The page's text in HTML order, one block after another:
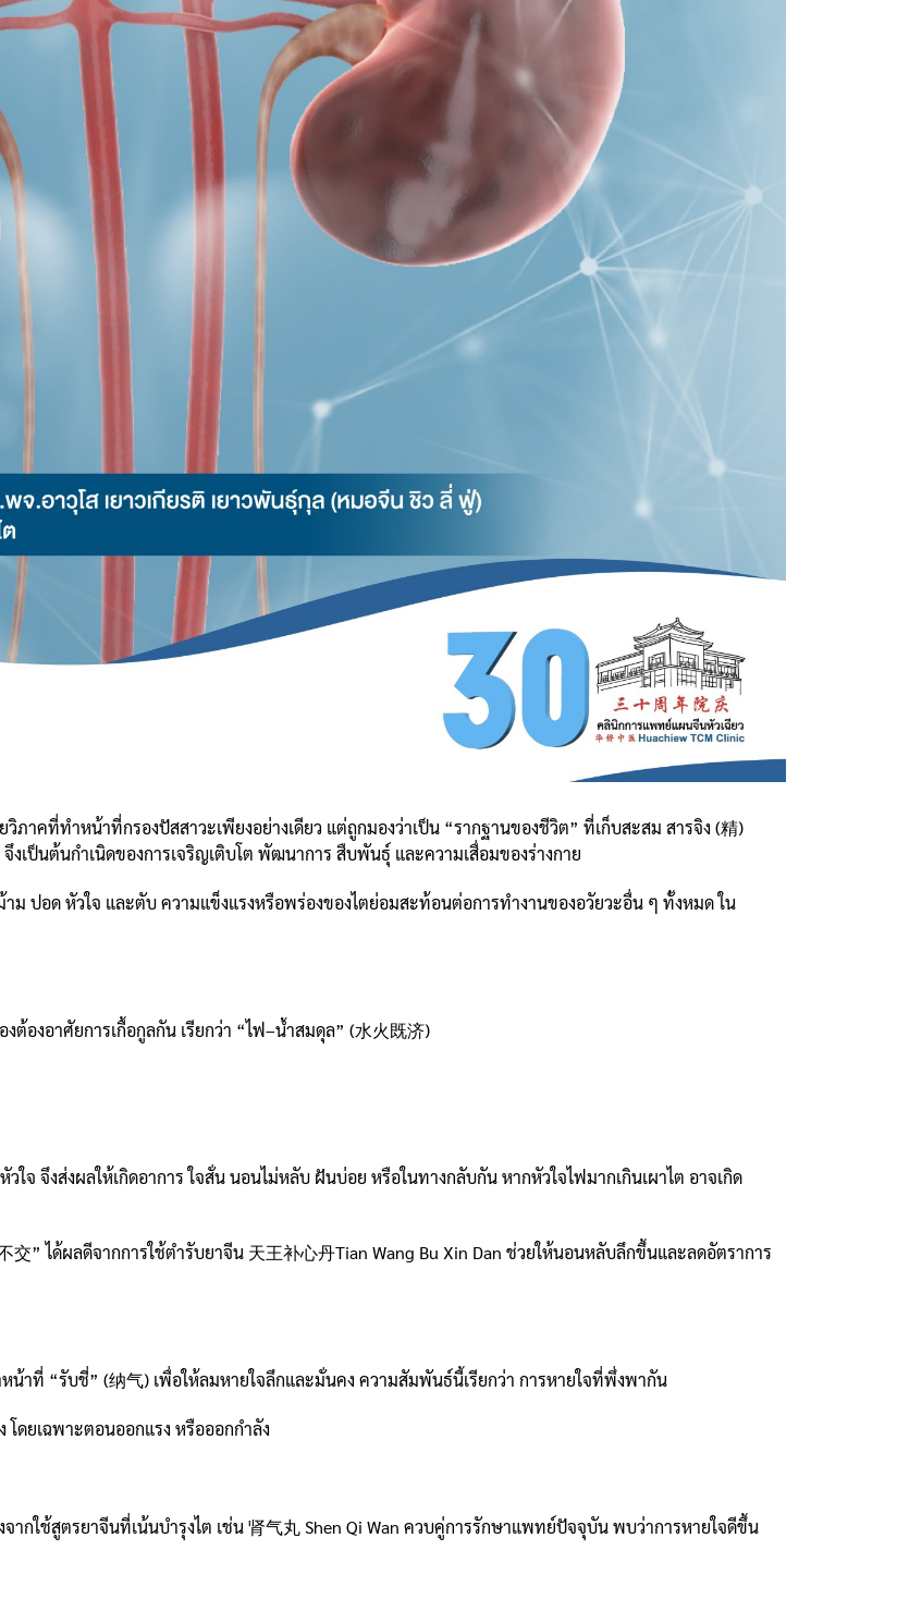
ภาคที่ทำหน้าที่กรองปัสสาวะเพียงอย่างเดียว แต่ถูกมองว่าเป็น “รากฐานของชีวิต” ที่เก็บสะสม สารจิง (精)
งเป็นต้นกำเนิดของการเจริญเติบโต พัฒนาการ สืบพันธุ์ และความเสื่อมของร่างกาย
ปอด หัวใจ และตับ ความแข็งแรงหรือพร่องของไตย่อมสะท้อนต่อการทำงานของอวัยวะอื่น ๆ ทั้งหมด ใน
ต้องอาศัยการเกื้อกูลกัน เรียกว่า “ไฟ–น้ำสมดุล” (水火既济)
จ จึงส่งผลให้เกิดอาการ ใจสั่น นอนไม่หลับ ฝันบ่อย หรือในทางกลับกัน หากหัวใจไฟมากเกินเผาไต อาจเกิด
” ได้ผลดีจากการใช้ตำรับยาจีน 天王补心丹Tian Wang Bu Xin Dan ช่วยให้นอนหลับลึกขึ้นและลดอัตราการ
าที่ “รับชี่” (纳气) เพื่อให้ลมหายใจลึกและมั่นคง ความสัมพันธ์นี้เรียกว่า การหายใจที่พึ่งพากัน
โดยเฉพาะตอนออกแรง หรือออกกำลัง
ากใช้สูตรยาจีนที่เน้นบำรุงไต เช่น 肾气丸 Shen Qi Wan ควบคู่การรักษาแพทย์ปัจจุบัน พบว่าการหายใจดีขึ้น